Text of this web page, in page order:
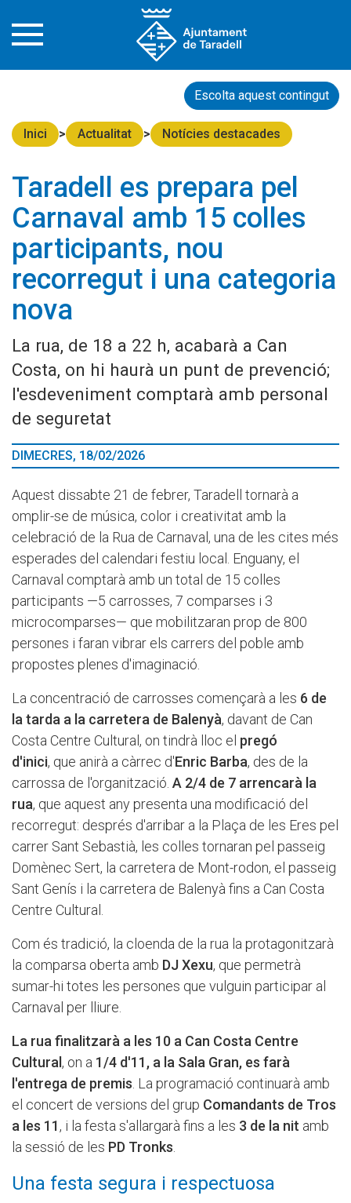
Escolta aquest contingut
Inici Actualitat Notícies destacades
Taradell es prepara pel
Carnaval amb 15 colles
participants, nou
recorregut i una categoria
nova
La rua, de 18 a 22 h, acabarà a Can
Costa, on hi haurà un punt de prevenció;
l'esdeveniment comptarà amb personal
de seguretat
DIMECRES, 18/02/2026
Aquest dissabte 21 de febrer, Taradell tornarà a
omplir-se de música, color i creativitat amb la
celebració de la Rua de Carnaval, una de les cites més
esperades del calendari festiu local. Enguany, el
Carnaval comptarà amb un total de 15 colles
participants —5 carrosses, 7 comparses i 3
microcomparses— que mobilitzaran prop de 800
persones i faran vibrar els carrers del poble amb
propostes plenes d'imaginació.
La concentració de carrosses començarà a les 6 de
la tarda a la carretera de Balenyà, davant de Can
Costa Centre Cultural, on tindrà lloc el pregó
d'inici, que anirà a càrrec d'Enric Barba, des de la
carrossa de l'organització. A 2/4 de 7 arrencarà la
rua, que aquest any presenta una modificació del
recorregut: després d'arribar a la Plaça de les Eres pel
carrer Sant Sebastià, les colles tornaran pel passeig
Domènec Sert, la carretera de Mont-rodon, el passeig
Sant Genís i la carretera de Balenyà fins a Can Costa
Centre Cultural.
Com és tradició, la cloenda de la rua la protagonitzarà
la comparsa oberta amb DJ Xexu, que permetrà
sumar-hi totes les persones que vulguin participar al
Carnaval per lliure.
La rua finalitzarà a les 10 a Can Costa Centre
Cultural , on a 1/4 d'11, a la Sala Gran, es farà
l'entrega de premis . La programació continuarà amb
el concert de versions del grup Comandants de Tros
a les 11, i la festa s'allargarà fins a les 3 de la nit amb
la sessió de les PD Tronks
Una festa segura i respectuosa